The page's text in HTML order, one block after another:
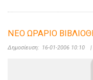
ΝΕΟ ΩΡΑΡΙΟ
Δημοσίευση: 16-01-2006 10:10 |